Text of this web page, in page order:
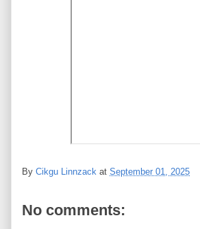
By Cikgu Linnzack at September 01, 2025
No comments: